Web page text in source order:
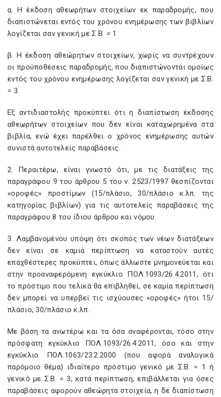
α. Η έκδοση αθεωρήτων στοιχείων εκ παραδρομής, που
διαπιστώνεται εντός του χρόνου ενημέρωσης των βιβλίων
λογίζεται σαν γενική με Σ.Β. = 1
β. Η έκδοση αθεώρητων στοιχείων, χωρίς να συντρέχουν
οι προϋποθέσεις παραδρομής, που διαπιστώνονται ομοίως
εντός του χρόνου ενημέρωσης λογίζεται σαν γενική με Σ.Β.
= 3.
Εξ αντιδιαστολής προκύπτει ότι η διαπίστωση έκδοσης
αθεωρήτων στοιχείων που δεν είναι καταχωρημένα στα
βιβλία, ενώ έχει παρέλθει ο χρόνος ενημέρωσης αυτών
συνιστά αυτοτελείς παραβάσεις.
2. Περαιτέρω, είναι γνωστό ότι, με τις διατάξεις της
παραγράφου 9 του άρθρου 5 του ν. 2523/1997 θεσπίζονται
«οροφές» προστίμων (15/πλάσιο, 30/πλάσιο κ.λπ. της
κατηγορίας βιβλίων) για τις αυτοτελείς παραβάσεις της
παραγράφου 8 του ίδιου άρθρου και νόμου.
3. Λαμβανομένου υπόψη ότι σκοπός των νέων διατάξεων
δεν είναι σε καμιά περίπτωση να καταστούν αυτές
επαχθέστερες προκύπτει, όπως άλλωστε μνημονεύεται και
στην προαναφερόμενη εγκύκλιο ΠΟΛ.1093/26.4.2011, ότι
το πρόστιμο που τελικά θα επιβληθεί, σε καμία περίπτωση
δεν μπορεί να υπερβεί τις ισχύουσες «οροφές» ήτοι 15/
πλάσιο, 30/πλάσιο κ.λπ.
Με βάση τα ανωτέρω και τα όσα αναφέρονται, τόσο στην
πρόσφατη εγκύκλιο ΠΟΛ.1093/26.4.2011, όσο και στην
εγκύκλιο ΠΟΛ.1063/23.2.2000 (που αφορά αναλογικά
παρόμοιο θέμα) ιδιαίτερο πρόστιμο γενικό με Σ.Β. = 1 ή
γενικό με Σ.Β. = 3, κατά περίπτωση, επιβάλλεται για όσες
παραβάσεις αφορούν αθεώρητα στοιχεία, η δε διαπίστωση